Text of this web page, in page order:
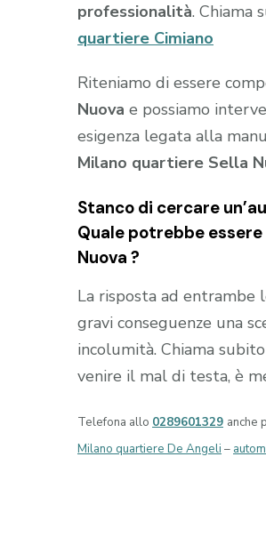
professionalità. Chiama
quartiere Cimiano
Riteniamo di essere
Nuova e possiamo
esigenza legata alla
Milano quartiere Sella
Stanco di cercare
Quale potrebbe
Nuova ?
La risposta ad entrambe
gravi conseguenze una
incolumità. Chiama subito
venire il mal di testa, è
Telefona allo 0289601329 anche
Milano quartiere De Angeli –